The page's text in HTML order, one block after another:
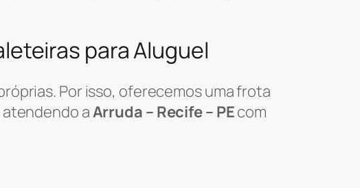
para Aluguel
Por isso, oferecemos uma frota
aArruda – Recife – PEcom